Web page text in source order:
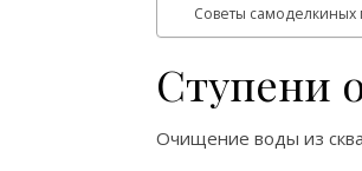
Советы самоделкиных
Ступени
Очищение воды из